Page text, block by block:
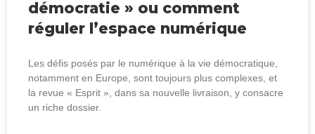
démocratie » ou comment
réguler l’espace numérique
Les défis posés par le numérique à la vie démocratique,
notamment en Europe, sont toujours plus complexes, et
la revue « Esprit », dans sa nouvelle livraison, y consacre
un riche dossier.